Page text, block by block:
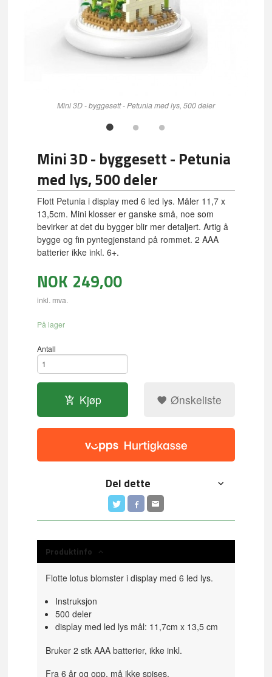
Mini 3D - byggesett - Petunia med lys, 500 deler
Mini 3D - byggesett - Petunia
med lys, 500 deler
Flott Petunia i display med 6 led lys. Måler 11,7 x
13,5cm. Mini klosser er ganske små, noe som
bevirker at det du bygger blir mer detaljert. Artig å
bygge og fin pyntegjenstand på rommet. 2 AAA
batterier ikke inkl. 6+.
NOK 249,00
inkl. mva.
På lager
Antall
Kjøp Ønskeliste
Del dette
Produktinfo
Flotte lotus blomster i display med 6 led lys.
Instruksjon
500 deler
display med led lys mål: 11,7cm x 13,5 cm
Bruker 2 stk AAA batterier, ikke inkl.
Fra 6 år og opp, må ikke spises.